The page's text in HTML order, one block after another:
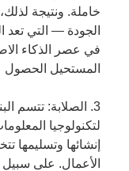
خاملة. ونتيجة
الجودة — التي تعد
في عصر الذكاء
المستحيل الحصول
3. الصلابة: تتسم
لتكنولوجيا
إنشائها وتسليمها
الأعمال. على